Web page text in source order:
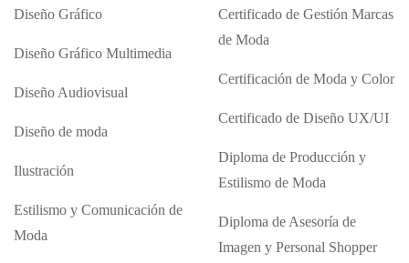
Diseño Gráfico
Diseño Gráfico Multimedia
Diseño Audiovisual
Diseño de moda
Ilustración
Estilismo y Comunicación de
Moda
Certificado de Gestión Marcas
de Moda
Certificación de Moda y Color
Certificado de Diseño UX/UI
Diploma de Producción y
Estilismo de Moda
Diploma de Asesoría de
Imagen y Personal Shopper